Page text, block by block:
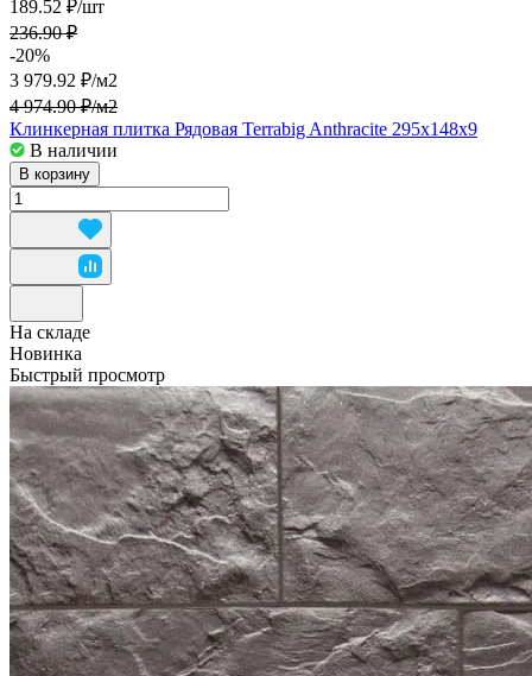
189.52 ₽/шт
236.90 ₽
-20%
3 979.92 ₽/м2
4 974.90 ₽/м2
Клинкерная плитка Рядовая Terrabig Anthracite 295х148х9
В наличии
В корзину
На складе
Новинка
Быстрый просмотр